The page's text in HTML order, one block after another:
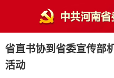
省直书协到省委宣传部
活动